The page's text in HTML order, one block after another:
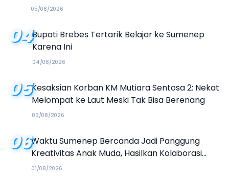
05/08/2026
04Bupati Brebes Tertarik Belajar ke Sumenep
Karena Ini
04/08/2026
05Kesaksian Korban KM Mutiara Sentosa 2: Nekat
Melompat ke Laut Meski Tak Bisa Berenang
03/08/2026
06Waktu Sumenep Bercanda Jadi Panggung
Kreativitas Anak Muda, Hasilkan Kolaborasi
Industri Kreatif
01/08/2026